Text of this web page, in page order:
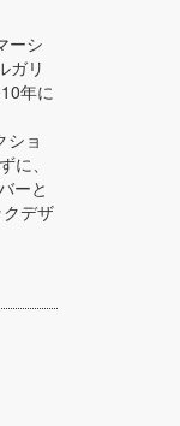
ーシ
ガリ
年に
ショ
、
ーと
デザ